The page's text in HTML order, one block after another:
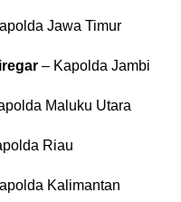
Jawa Timur
– Kapolda Jambi
Maluku Utara
Riau
Kalimantan